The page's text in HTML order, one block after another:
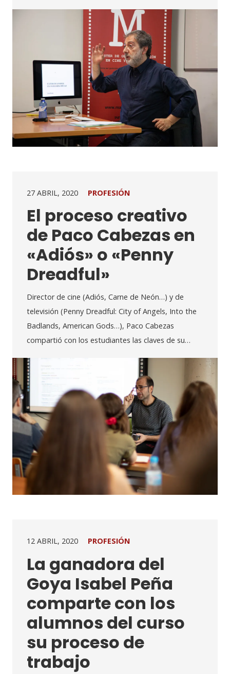
27 ABRIL, 2020 PROFESIÓN
El proceso creativo
de Paco Cabezas en
«Adiós» o «Penny
Dreadful»
Director de cine (Adiós, Carne de Neón…) y de
televisión (Penny Dreadful: City of Angels, Into the
Badlands, American Gods…), Paco Cabezas
compartió con los estudiantes las claves de su…
12 ABRIL, 2020 PROFESIÓN
La ganadora del
Goya Isabel Peña
comparte con los
alumnos del curso
su proceso de
trabajo